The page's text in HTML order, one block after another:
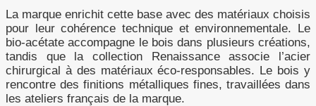
La marque enrichit cette base avec des matériaux choisis
pour leur cohérence technique et environnementale. Le
bio-acétate accompagne le bois dans plusieurs créations,
tandis que la collection Renaissance associe l’acier
chirurgical à des matériaux éco-responsables. Le bois y
rencontre des finitions métalliques fines, travaillées dans
les ateliers français de la marque.